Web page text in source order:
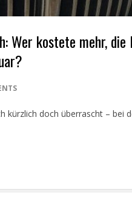
Wer kostete mehr,
kürzlich doch überrascht – bei